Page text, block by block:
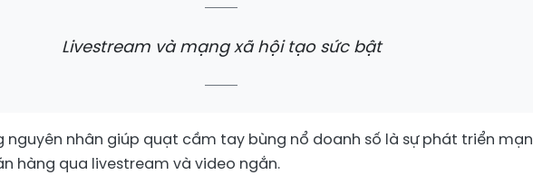
Livestream và mạng xã hội tạo sức bật
nguyên nhân giúp quạt cầm tay bùng nổ doanh số là sự phát triển
hàng qua livestream và video ngắn.